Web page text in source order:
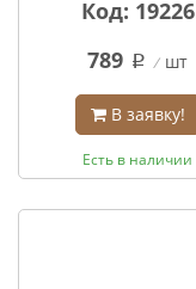
Код: 19226
789 q шт
В заявку!
Есть в наличии